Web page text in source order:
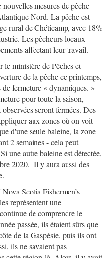
mesures de pêche
Nord. La pêche est
rural de Chéticamp, avec 18%
Les pêcheurs locaux
affectant leur travail.
le ministère de Pêches et
de la pêche ce printemps,
fermeture « dynamiques. »
pour toute la saison,
seront fermées. Des
aux zones où on voit
d'une seule baleine, la zone
2 semaines - cela peut
une autre baleine est détectée,
2020. Il y aura aussi des
Scotia Fishermen’s
représentent une
de comprendre le
passée, ils étaient sûrs que
de la Gaspésie, puis ils ont
ils ne savaient pas